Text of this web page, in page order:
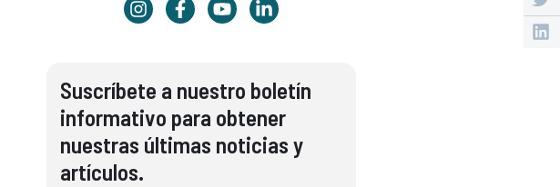
Suscríbete a nuestro boletín
informativo para obtener
nuestras últimas noticias y
artículos.